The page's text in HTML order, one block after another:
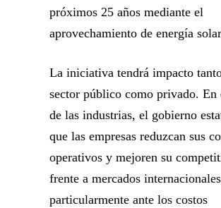
próximos 25 años mediante el
aprovechamiento de energía
La iniciativa tendrá impacto
sector público como privado. En
de las industrias, el gobierno
que las empresas reduzcan sus
operativos y mejoren su
frente a mercados
particularmente ante los costos